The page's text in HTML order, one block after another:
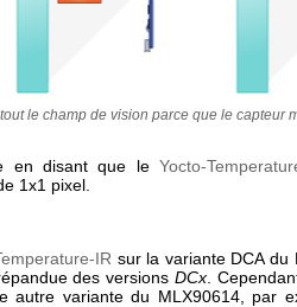
le champ de vision parce que le capteur
en disant que le Yocto-
1x1 pixel.
IR sur la variante DCA du
des versionsDCx .
autre variante du MLX90614, par